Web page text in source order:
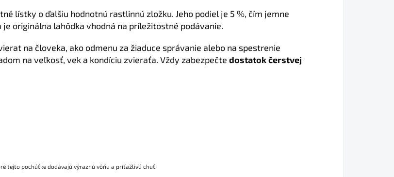
lístky o ďalšiu hodnotnú rastlinnú zložku. Jeho podiel je 5 %, čím jemne
originálna lahôdka vhodná na príležitostné podávanie.
na človeka, ako odmenu za žiaduce správanie alebo na spestrenie
na veľkosť, vek a kondíciu zvieraťa. Vždy zabezpečte dostatok čerstvej
tejto pochúťke dodávajú výraznú vôňu a príťažlivú chuť.